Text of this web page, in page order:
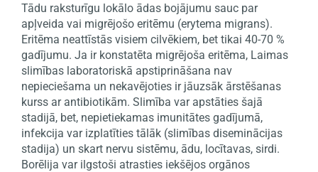
Tādu raksturīgu lokālo ādas bojājumu sauc par
apļveida vai migrējošo eritēmu (erytema migrans).
Eritēma neattīstās visiem cilvēkiem, bet tikai 40-70 %
gadījumu. Ja ir konstatēta migrējoša eritēma, Laimas
slimības laboratoriskā apstiprināšana nav
nepieciešama un nekavējoties ir jāuzsāk ārstēšanas
kurss ar antibiotikām. Slimība var apstāties šajā
stadijā, bet, nepietiekamas imunitātes gadījumā,
infekcija var izplatīties tālāk (slimības diseminācijas
stadija) un skart nervu sistēmu, ādu, locītavas, sirdi.
Borēlija var ilgstoši atrasties iekšējos orgānos